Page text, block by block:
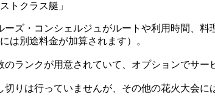
トクラス艇」
ズ・コンシェルジュがルートや利用時間、
は別途料金が加算されます）。
ランクが用意されていて、オプションでサー
りは行っていませんが、その他の花火大会に